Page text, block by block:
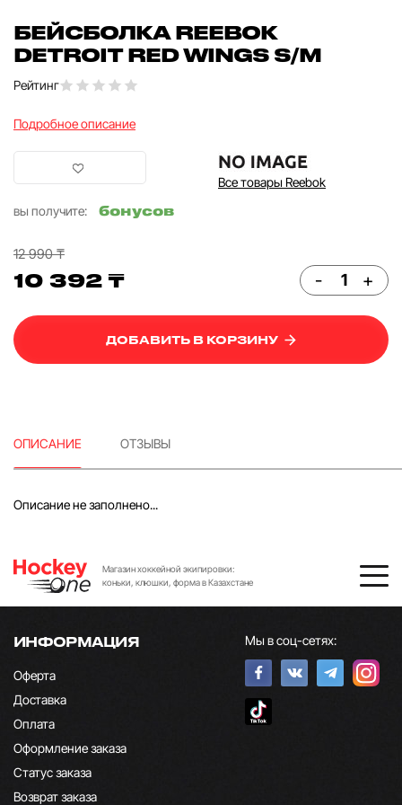
БЕЙСБОЛКА REEBOK
DETROIT RED WINGS S/M
Рейтинг
Подробное описание
Все товары Reebok
вы получите:
бонусов
12 990 ₸
10 392 ₸ - +
ДОБАВИТЬ В КОРЗИНУ
ОПИСАНИЕ ОТЗЫВЫ
Описание не заполнено...
Магазин хоккейной экипировки:
коньки, клюшки, форма в Казахстане
ИНФОРМАЦИЯ
Оферта
Доставка
Оплата
Оформление заказа
Статус заказа
Возврат заказа
Мы в соц-сетях: